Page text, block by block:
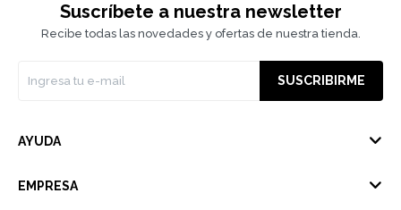
Suscríbete a nuestra newsletter
Recibe todas las novedades y ofertas de nuestra tienda.
SUSCRIBIRME
AYUDA
EMPRESA